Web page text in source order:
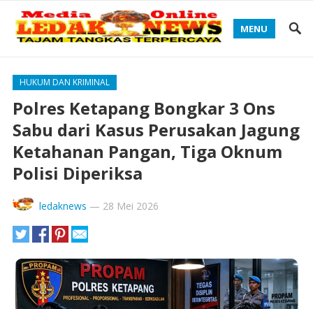
MENU
HUKUM DAN KRIMINAL
Polres Ketapang Bongkar 3 Ons
Sabu dari Kasus Perusakan Jagung
Ketahanan Pangan, Tiga Oknum
Polisi Diperiksa
ledaknews — 28 Mei 2026